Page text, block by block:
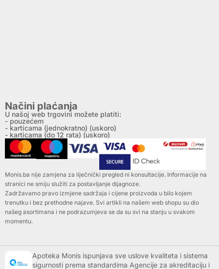
Načini plaćanja
U našoj web trgovini možete platiti:
- pouzećem
- karticama (jednokratno) (uskoro)
- karticama (do 12 rata) (uskoro)
Monis.ba nije zamjena za liječnički pregled ni konsultacije. Informacije na
stranici ne smiju služiti za postavljanje dijagnoze.
Zadržavamo pravo izmjene sadržaja i cijene proizvoda u bilo kojem
trenutku i bez prethodne najave. Svi artikli na našem web shopu su dio
našeg asortimana i ne podrazumjeva se da su svi na stanju u svakom
momentu.
Apoteka Monis ispunjava sve uslove kvaliteta i sistema
sigurnosti prema standardima Agencije za akreditaciju i